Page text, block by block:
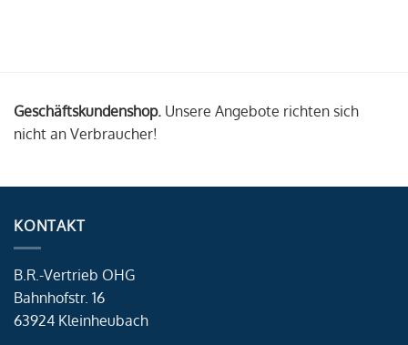
Geschäftskundenshop. Unsere Angebote richten sich
nicht an Verbraucher!
KONTAKT
B.R.-Vertrieb OHG
Bahnhofstr. 16
63924 Kleinheubach